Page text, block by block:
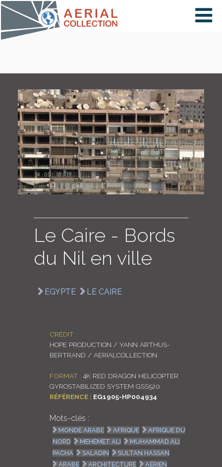
×
PAYS
CARTE
COLLECTIONS
LOGIN
ENGLISH
Le Caire - Bords
du Nil en ville
EGYPTE LE CAIRE
CRÉDIT :
HOPE PRODUCTION / YANN ARTHUS-
BERTRAND / AERIALCOLLECTION
FORMAT : 4K RED DRAGON HELICOPTER
GYROSTABILIZED SYSTEM GSS520
RÉFÉRENCE : EG1905-HP004934
Mots-clés :
MONDE ARABE AFRIQUE
AFRIQUE DU
NORD
MEHEMET ALI
MUHAMMAD ALI
PACHA
SALADIN
SULTAN HASSAN
ARABE
ARCHITECTURE
AÉRIEN